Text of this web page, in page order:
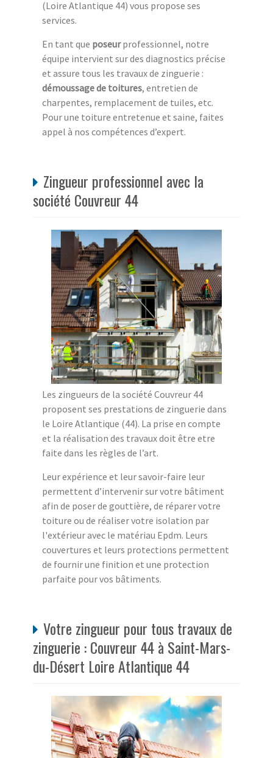
(Loire Atlantique 44) vous propose ses
services.
En tant que poseurprofessionnel, notre
équipe intervient sur des diagnostics précise
et assure tous les travaux de zinguerie :
démoussage de toitures, entretien de
charpentes, remplacement de tuiles, etc.
Pour une toiture entretenue et saine, faites
appel à nos compétences d’expert.
Zingueur professionnel avec la
société Couvreur 44
Les zingueurs de la société Couvreur 44
proposent ses prestations de zinguerie dans
le Loire Atlantique (44). La prise en compte
et la réalisation des travaux doit être etre
faite dans les règles de l’art.
Leur expérience et leur savoir-faire leur
permettent d’intervenir sur votre bâtiment
afin de poser de gouttière, de réparer votre
toiture ou de réaliser votre isolation par
l'extérieur avec le matériau Epdm. Leurs
couvertures et leurs protections permettent
de fournir une finition et une protection
parfaite pour vos bâtiments.
Votre zingueur pour tous travaux de
zinguerie : Couvreur 44 à Saint-Mars-
du-Désert Loire Atlantique 44